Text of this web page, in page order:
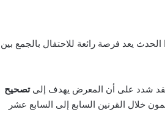
الحدث يعد فرصة رائعة للاحتفال بالجمع بين
شدد على أن المعرض يهدف إلىتصحيح
خلال القرنين السابع إلى السابع عشر